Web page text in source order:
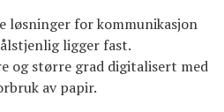
løsninger for kommunikasjon
ligger fast.
og større grad digitalisert med
av papir.